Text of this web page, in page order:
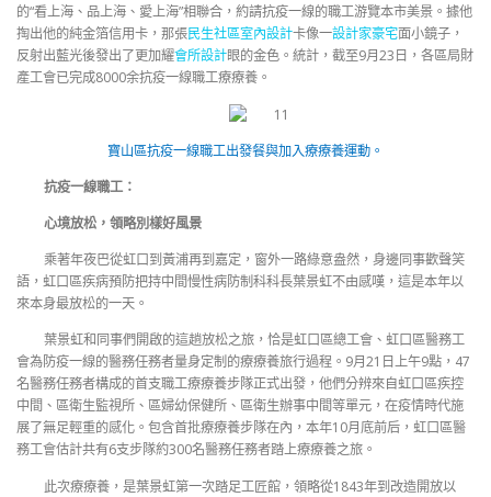
的“看上海、品上海、愛上海”相聯合，約請抗疫一線的職工游覽本市美景。據他
掏出他的純金箔信用卡，那張民生社區室內設計卡像一設計家豪宅面小鏡子，
反射出藍光後發出了更加耀會所設計眼的金色。統計，截至9月23日，各區局財
產工會已完成8000余抗疫一線職工療療養。
寶山區抗疫一線職工出發餐與加入療療養運動。
抗疫一線職工：
心境放松，領略別樣好風景
乘著年夜巴從虹口到黃浦再到嘉定，窗外一路綠意盎然，身邊同事歡聲笑
語，虹口區疾病預防把持中間慢性病防制科科長葉景虹不由感嘆，這是本年以
來本身最放松的一天。
葉景虹和同事們開啟的這趟放松之旅，恰是虹口區總工會、虹口區醫務工
會為防疫一線的醫務任務者量身定制的療療養旅行過程。9月21日上午9點，47
名醫務任務者構成的首支職工療療養步隊正式出發，他們分辨來自虹口區疾控
中間、區衛生監視所、區婦幼保健所、區衛生辦事中間等單元，在疫情時代施
展了無足輕重的感化。包含首批療療養步隊在內，本年10月底前后，虹口區醫
務工會估計共有6支步隊約300名醫務任務者踏上療療養之旅。
此次療療養，是葉景虹第一次踏足工匠館，領略從1843年到改造開放以